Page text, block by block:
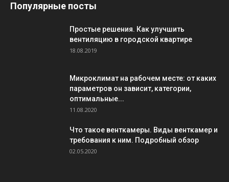
Популярные посты
Простые решения. Как улучшить
вентиляцию в городской квартире
18.08.2019
Микроклимат на рабочем месте: от каких
параметров он зависит, категории,
оптимальные...
11.08.2020
Что такое венткамеры. Виды венткамер и
требования к ним. Подробный обзор
02.05.2020